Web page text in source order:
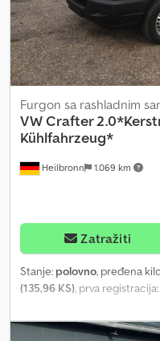
Heilbronn 1.069 km
Furgon sa rashladnim
VWCrafter
Kühlfahrzeug*
Zatražiti
Stanje: polovno, pređena
(135,96 KS), prva registracija:
,
razred:Euro 5, broj sedišta:3